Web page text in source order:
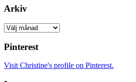
Arkiv
Arkiv
Pinterest
Visit Christine's profile on Pinterest.